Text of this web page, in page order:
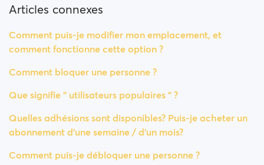
Articles connexes
Comment puis-je modifier mon emplacement, et
comment fonctionne cette option ?
Comment bloquer une personne ?
Que signifie " utilisateurs populaires " ?
Quelles adhésions sont disponibles? Puis-je acheter un
abonnement d'une semaine / d'un mois?
Comment puis-je débloquer une personne ?